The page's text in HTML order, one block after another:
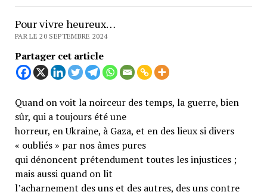
Pour vivre heureux…
PAR LE 20 SEPTEMBRE 2024
Partager cet article
Quand on voit la noirceur des temps, la guerre, bien
sûr, qui a toujours été une
horreur, en Ukraine, à Gaza, et en des lieux si divers
« oubliés » par nos âmes pures
qui dénoncent prétendument toutes les injustices ;
mais aussi quand on lit
l’acharnement des uns et des autres, des uns contre